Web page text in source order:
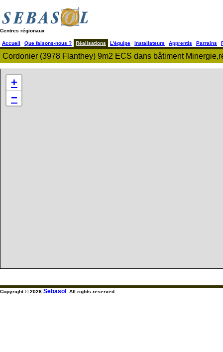
Centres régionaux
Accueil Que faisons-nous ? Réalisations L'équipe Installateurs Apprentis Parrains
Cordonier (3978 Flanthey) 9m2 ECS dans bâtiment
+
−
Copyright © 2026 Sebasol . All rights reserved.